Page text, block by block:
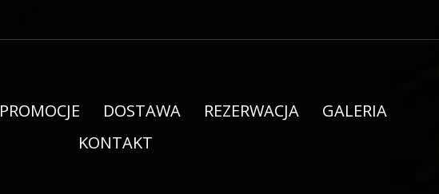
PROMOCJE DOSTAWA REZERWACJA
GALERIA
KONTAKT